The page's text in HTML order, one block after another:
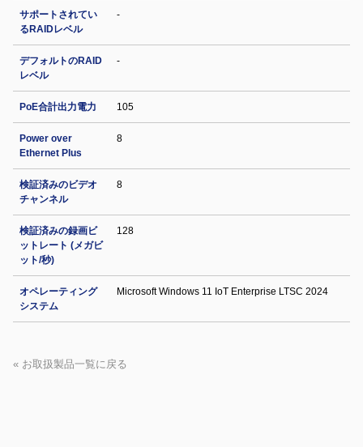
サポートされてい
るRAIDレベル
-
デフォルトのRAID
レベル
-
PoE合計出力電力 105
Power over
Ethernet Plus
8
検証済みのビデオ
チャンネル
8
検証済みの録画ビ
ットレート (メガビ
ット/秒)
128
オペレーティング
システム
Microsoft Windows 11 IoT Enterprise LTSC 2024
« お取扱製品一覧に戻る